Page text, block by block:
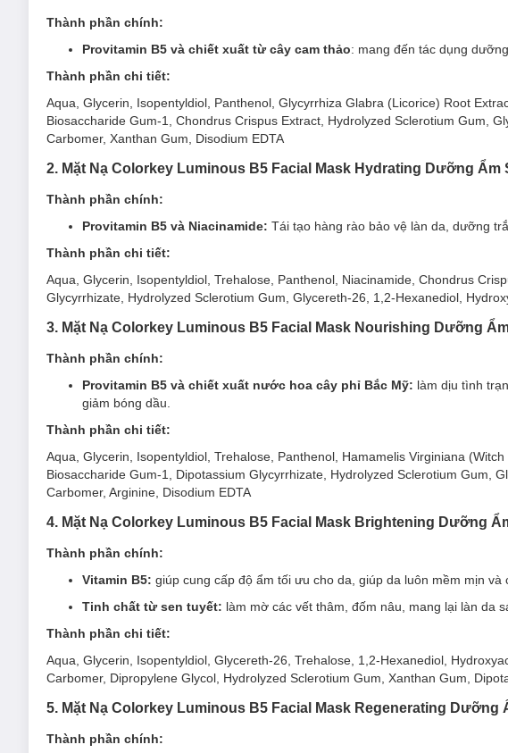
và làm trắng da. Giúp da mềm mại, mịn màng và mang lại làn da trắng sáng
Mặt Nạ Colorkey Luminous B5 Facial Mask Hydrating phù hợp với
Sản phẩm phù hợp với làn da xỉn màu , khô ráp.
Ưu thế nổi bật của Mặt Nạ Colorkey Luminous B5 Facial Mask
Sản phẩm được chọn lọc nghiêm ngặt với hai thành phần cốt lõi từ
Tái tạo hàng rào bảo vệ của da và dành sự nuôi dưỡng chuyên sâu cho
Ngăn giảm tình trạng mụn và cấp nước cho làn da mềm mại căng bóng tự
Dưỡng ẩm sâu và ổn định lớp nền của da.
Khả năng nuôi dưỡng da chuyên sâu, tạo nền tảng cho làn da khỏe mạnh.
2. Mặt Nạ Colorkey Dưỡng Ẩm Dịu Da Thảo Dược Đông Y
Mặt Nạ Colorkey Dưỡng Ẩm Dịu Da Thảo Dược Đông Yvới sự kết hợp giữa 2
tác dụng dưỡng ẩm và làm dịu da tức thì.
Mặt Nạ Colorkey Luminous B5 Facial Mask Replenishing phù hợp
Sản phẩm phù hợp với làn
Sự kết hợp giữa 2 thành phần là provitamin B5 và chiết xuất từ cây
Nuôi dưỡng chuyên sâu cho làn da khỏe mạnh, căng bóng mướt và trắng
Đánh thức làn da tươi mới và ức chế hình thành melanin, bảo vệ một làn
Công nghệ Tencel "vô hình"
3. Mặt Nạ Colorkey Dưỡng Ẩm Căng Bóng Rạng Rỡ Từ
Mặt Nạ Colorkey Dưỡng Ẩm Căng Bóng Rạng Rỡ Từ Sen Tuyếtchứa tinh
và làm sáng da vượt trội.
Mặt Nạ Colorkey Luminous B5 Facial Mask Brightening phù hợp
Sản phẩm phù hợp với mọi loại da, đặc biệt da khô, xỉn màu.
Ưu thế nổi bật của Mặt Nạ Colorkey Luminous B5 Facial Mask
Dưỡng ẩm sâu:
Thành phần chính:
Provitamin B5 và chiết xuất từ cây cam thảo: mang đến tác dụng
Thành phần chi tiết:
Aqua, Glycerin, Isopentyldiol, Panthenol, Glycyrrhiza Glabra (Licorice) Root
Biosaccharide Gum-1, Chondrus Crispus Extract, Hydrolyzed Sclerotium Gum,
Carbomer, Xanthan Gum, Disodium EDTA
2. Mặt Nạ Colorkey Luminous B5 Facial Mask Hydrating Dưỡng Ẩm
Thành phần chính:
Provitamin B5 và Niacinamide: Tái tạo hàng rào bảo vệ làn da, dưỡng
Thành phần chi tiết:
Aqua, Glycerin, Isopentyldiol, Trehalose, Panthenol, Niacinamide, Chondrus
Glycyrrhizate, Hydrolyzed Sclerotium Gum, Glycereth-26, 1,2-Hexanediol,
3. Mặt Nạ Colorkey Luminous B5 Facial Mask Nourishing Dưỡng
Thành phần chính:
Provitamin B5 và chiết xuất nước hoa cây phỉ Bắc Mỹ: làm dịu tình
giảm bóng dầu.
Thành phần chi tiết:
Aqua, Glycerin, Isopentyldiol, Trehalose, Panthenol, Hamamelis Virginiana
Biosaccharide Gum-1, Dipotassium Glycyrrhizate, Hydrolyzed Sclerotium Gum,
Carbomer, Arginine, Disodium EDTA
4. Mặt Nạ Colorkey Luminous B5 Facial Mask Brightening Dưỡng
Thành phần chính:
Vitamin B5: giúp cung cấp độ ẩm tối ưu cho da, giúp da luôn mềm mịn và
Tinh chất từ sen tuyết: làm mờ các vết thâm, đốm nâu, mang lại làn da
Thành phần chi tiết:
Aqua, Glycerin, Isopentyldiol, Glycereth-26, Trehalose, 1,2-Hexanediol,
Carbomer, Dipropylene Glycol, Hydrolyzed Sclerotium Gum, Xanthan Gum,
5. Mặt Nạ Colorkey Luminous B5 Facial Mask Regenerating Dưỡng
Thành phần chính: